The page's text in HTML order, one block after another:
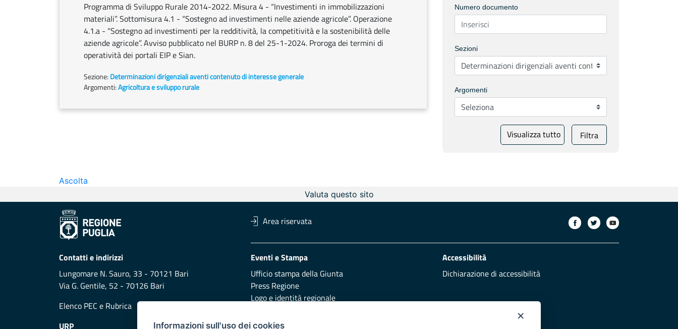
Programma di Sviluppo Rurale 2014-2022. Misura 4 - “Investimenti in immobilizzazioni
materiali”. Sottomisura 4.1 - “Sostegno ad investimenti nelle aziende agricole”. Operazione
4.1.a - “Sostegno ad investimenti per la redditività, la competitività e la sostenibilità delle
aziende agricole”. Avviso pubblicato nel BURP n. 8 del 25-1-2024. Proroga dei termini di
operatività dei portali EIP e Sian.
Sezione: Determinazioni dirigenziali aventi contenuto di interesse generale
Argomenti:Agricoltura e sviluppo rurale
Numero documento
Sezioni
Argomenti
Visualizza tutto Filtra
Ascolta
Valuta questo sito
Area riservata
Contatti e indirizzi
Lungomare N. Sauro, 33 - 70121 Bari
Via G. Gentile, 52 - 70126 Bari
Elenco PEC e Rubrica
Eventi e Stampa
Ufficio stampa della Giunta
Press Regione
Logo e identità regionale
Accessibilità
Dichiarazione di accessibilità
URP Redazione
×
Informazioni sull'uso dei cookies